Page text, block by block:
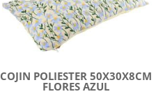
COJIN POLIESTER 50X30X8CM
FLORES AZUL